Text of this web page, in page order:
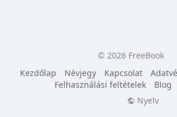
© 2026 FreeBook
Kezdőlap
Névjegy Kapcsolat
Felhasználási feltételek
Blog
Nyelv